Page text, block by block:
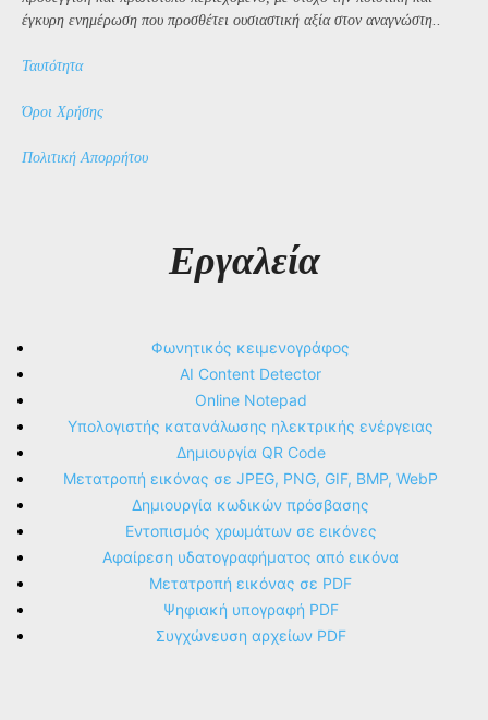
έγκυρη ενημέρωση που προσθέτει ουσιαστική αξία στον αναγνώστη..
Ταυτότητα
Όροι Χρήσης
Πολιτική Απορρήτου
Εργαλεία
Φωνητικός κειμενογράφος
AI Content Detector
Online Notepad
Υπολογιστής κατανάλωσης ηλεκτρικής ενέργειας
Δημιουργία QR Code
Μετατροπή εικόνας σε JPEG, PNG, GIF, BMP, WebP
Δημιουργία κωδικών πρόσβασης
Εντοπισμός χρωμάτων σε εικόνες
Αφαίρεση υδατογραφήματος από εικόνα
Μετατροπή εικόνας σε PDF
Ψηφιακή υπογραφή PDF
Συγχώνευση αρχείων PDF